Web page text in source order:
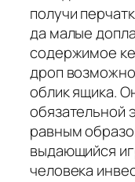
получи
да малые
содержимое
дроп
облик ящика.
обязательной
равным
выдающийся
человека